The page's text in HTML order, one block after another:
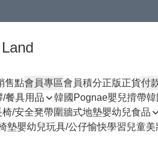
售點會員專區會員積分正版正貨付
/餐具用品
韓國Pognae嬰兒揹帶韓
椅/安全凳帶圍牆式地墊嬰幼兒食品
墊嬰幼兒玩具/公仔愉快學習兒童美